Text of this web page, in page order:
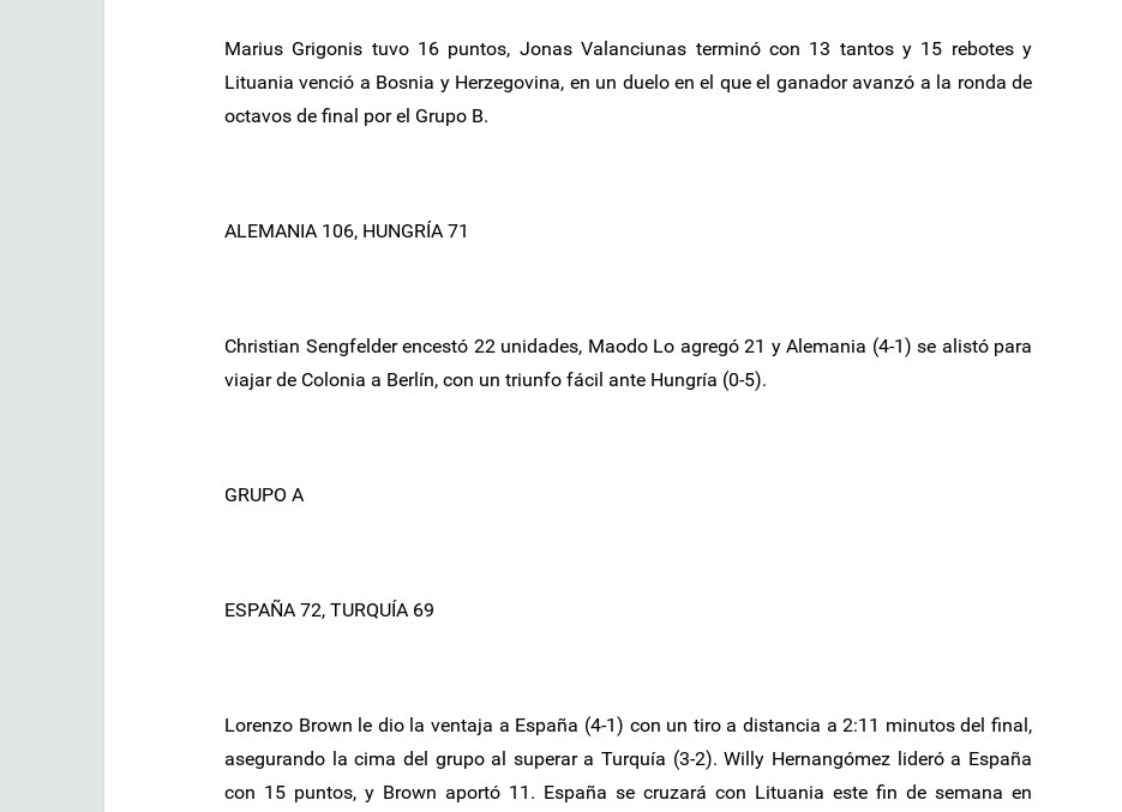
Marius Grigonis tuvo 16 puntos, Jonas Valanciunas terminó con 13 tantos y 15 rebotes y
Lituania venció a Bosnia y Herzegovina, en un duelo en el que el ganador avanzó a la ronda de
octavos de final por el Grupo B.
ALEMANIA 106, HUNGRÍA 71
Christian Sengfelder encestó 22 unidades, Maodo Lo agregó 21 y Alemania (4-1) se alistó para
viajar de Colonia a Berlín, con un triunfo fácil ante Hungría (0-5).
GRUPO A
ESPAÑA 72, TURQUÍA 69
Lorenzo Brown le dio la ventaja a España (4-1) con un tiro a distancia a 2:11 minutos del final,
asegurando la cima del grupo al superar a Turquía (3-2). Willy Hernangómez lideró a España
con 15 puntos, y Brown aportó 11. España se cruzará con Lituania este fin de semana en